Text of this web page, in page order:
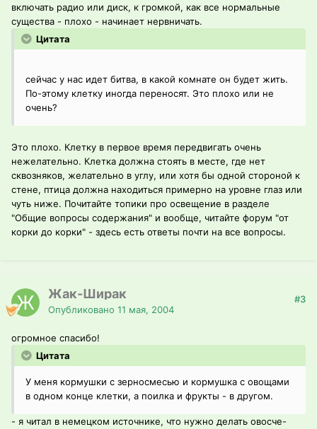
включать радио или диск, к громкой, как все нормальные
существа - плохо - начинает нервничать.
Цитата
сейчас у нас идет битва, в какой комнате он будет жить.
По-этому клетку иногда переносят. Это плохо или не
очень?
Это плохо. Клетку в первое время передвигать очень
нежелательно. Клетка должна стоять в месте, где нет
сквозняков, желательно в углу, или хотя бы одной стороной к
стене, птица должна находиться примерно на уровне глаз или
чуть ниже. Почитайте топики про освещение в разделе
"Общие вопросы содержания" и вообще, читайте форум "от
корки до корки" - здесь есть ответы почти на все вопросы.
Жак-Ширак
Опубликовано 11 мая, 2004
#3
огромное спасибо!
Цитата
У меня кормушки с зерносмесью и кормушка с овощами
в одном конце клетки, а поилка и фрукты - в другом.
- я читал в немецком источнике, что нужно делать овосче-